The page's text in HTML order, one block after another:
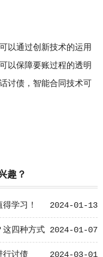
通过创新技术的运用
以保障要账过程的透明
讨债，智能合同技术可
趣？
2024-01-13
学习！
2024-01-07
这四种方式
2024-03-01
行讨债